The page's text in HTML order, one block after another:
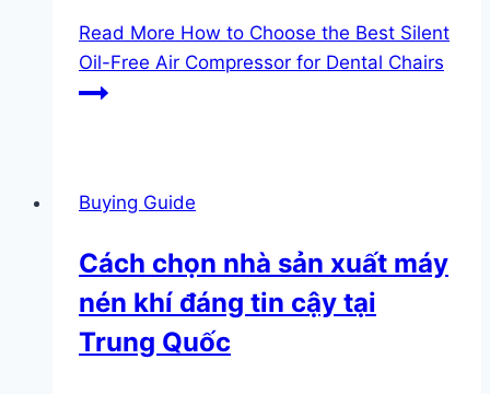
Read More How to Choose the Best Silent
Oil-Free Air Compressor for Dental Chairs
Buying Guide
Cách chọn nhà sản xuất máy
nén khí đáng tin cậy tại
Trung Quốc